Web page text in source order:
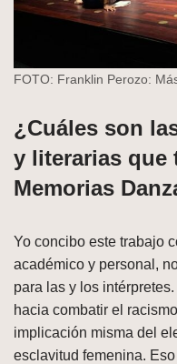
FOTO: Franklin Perozo:
¿Cuáles son
y literarias que
Memorias
Yo concibo este trabajo
académico y personal,
para las y los
hacia combatir el
implicación misma del
esclavitud femenina.